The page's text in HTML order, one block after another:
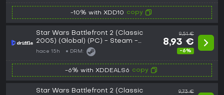
-10% with XDD10 copy
Star Wars Battlefront 2 (Classic
2005) (Global) (PC) - Steam -
Digital Key
hace 15h DRM:
9,51 €
8,93 €
-6%
-6% with XDDEALS6 copy
Star Wars Battlefront 2 (Classic
9,73 €